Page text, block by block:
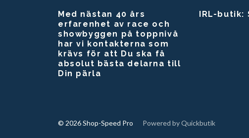
Med nästan 40 års
erfarenhet av race och
showbyggen på toppnivå
har vi kontakterna som
krävs för att Du ska få
absolut bästa delarna till
Din pärla
IRL-butik:
© 2026 Shop-Speed Pro Powered by Quickbutik